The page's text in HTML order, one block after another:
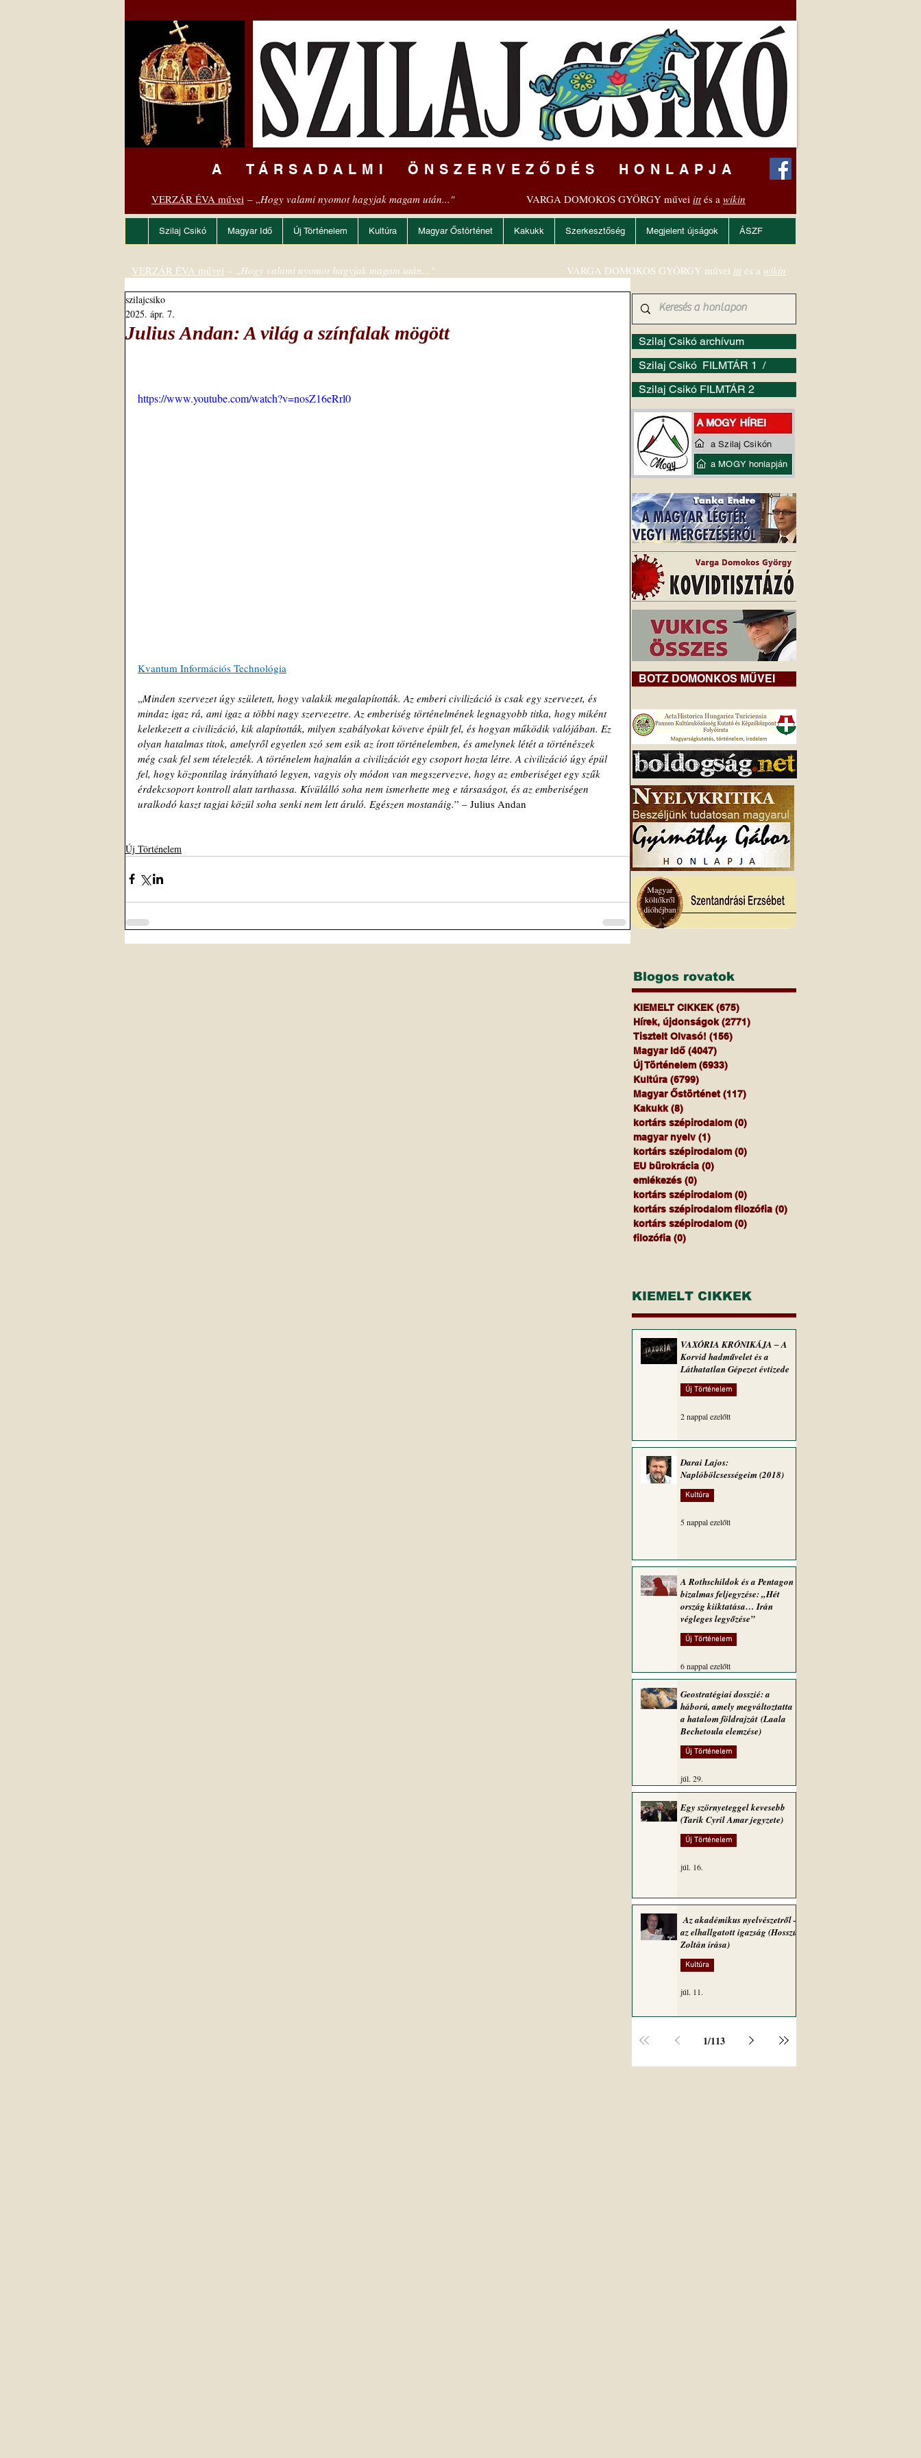
A TÁRSADALMI ÖNSZERVEZŐDÉS HONLAPJA
VERZÁR ÉVA művei – „Hogy valami nyomot hagyjak magam után..." VARGA DOMOKOS GYÖRGY művei ittés a wikin
Szilaj Csikó Magyar Idő Új Történelem Kultúra Magyar Őstörténet Kakukk Szerkesztőség Megjelent újságok ÁSZF
Julius Andan: A világ a színfalak mögött
szilajcsiko
2025. ápr. 7.
https://www.youtube.com/watch?v=nosZ16eRrl0
Kvantum Információs Technológia
„Minden szervezet úgy született, hogy valakik megalapították. Az emberi civilizáció is csak egy szervezet, és
mindaz igaz rá, ami igaz a többi nagy szervezetre. Az emberiség történelmének legnagyobb titka, hogy miként
keletkezett a civilizáció, kik alapították, milyen szabályokat követve épült fel, és hogyan működik valójában. Ez
olyan hatalmas titok, amelyről egyetlen szó sem esik az írott történelemben, és amelynek létét a történészek
még csak fel sem tételezték. A történelem hajnalán a civilizációt egy csoport hozta létre. A civilizáció úgy épül
fel, hogy központilag irányítható legyen, vagyis oly módon van megszervezve, hogy az emberiséget egy szűk
érdekcsoport kontroll alatt tarthassa. Kívülálló soha nem ismerhette meg e társaságot, és az emberiségen
uralkodó kaszt tagjai közül soha senki nem lett áruló. Egészen mostanáig.” – Julius Andan
Új Történelem
Szilaj Csikó archívum
Szilaj Csikó FILMTÁR 1 /
Szilaj Csikó FILMTÁR 2
VERZÁR ÉVA művei – „Hogy valami nyomot hagyjak magam után..." VARGA DOMOKOS GYÖRGY művei itt és a wikin
BOTZ DOMONKOS MŰVEI
Blogos rovatok
KIEMELT CIKKEK (675)
Hírek, újdonságok (2771)
Tisztelt Olvasó! (156)
Magyar Idő (4047)
Új Történelem (6933)
Kultúra (6799)
Magyar Őstörténet (117)
Kakukk (8)
kortárs szépirodalom (0)
magyar nyelv (1)
kortárs szépirodalom (0)
EU bürokrácia (0)
emlékezés (0)
kortárs szépirodalom (0)
kortárs szépirodalom filozófia (0)
kortárs szépirodalom (0)
filozófia (0)
KIEMELT CIKKEK
VAXÓRIA KRÓNIKÁJA ‒ A
Korvid hadművelet és a
Láthatatlan Gépezet évtizede
Új Történelem
2 nappal ezelőtt
Darai Lajos:
Naplóbölcsességeim (2018)
Kultúra
5 nappal ezelőtt
A Rothschildok és a Pentagon
bizalmas feljegyzése: „Hét
ország kiiktatása… Irán
végleges legyőzése”
Új Történelem
6 nappal ezelőtt
Geostratégiai dosszié: a
háború, amely megváltoztatta
a hatalom földrajzát (Laala
Bechetoula elemzése)
Új Történelem
júl. 29.
Egy szörnyeteggel kevesebb
(Tarik Cyril Amar jegyzete)
Új Történelem
júl. 16.
Az akadémikus nyelvészetről –
az elhallgatott igazság (Hosszú
Zoltán írása)
Kultúra
júl. 11.
1/113
a Szilaj Csikón
a MOGY honlapján